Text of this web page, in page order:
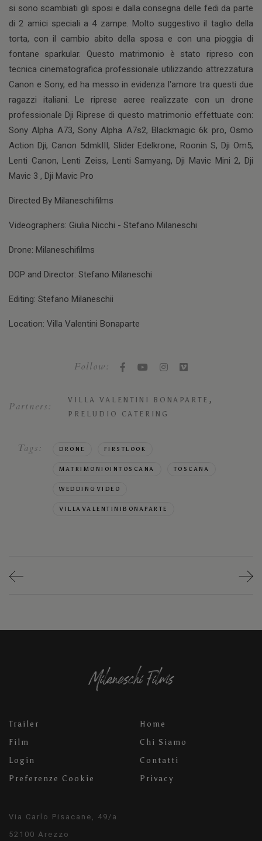
si sono scambiati gli sposi e dalla consegna delle fedi da parte
di 2 amici speciali a 4 zampe. Molto suggestivo il taglio della
torta, con il cambio abito della sposa e con una pioggia di
fontane sparkular. Questo matrimonio è stato ripreso con
tecnica cinematografica professionale utilizzando attrezzatura
Canon e Sony, ed ha messo in evidenza l'amore tra questi due
ragazzi italiani. Le riprese aeree realizzate con un drone
professionale Dji Riprese di questo matrimonio effettuate con:
Sony Alpha A73, Sony Alpha A7s2, Blackmagic 6k pro, Osmo
Action Dji, Canon 5dmkIII, Slider Edelkrone, Roonin S, Dji Om5,
Lenti Canon, Lenti Zeiss, Lenti Samyang, Dji Mavic Mini 2, Dji
Mavic 3 , Dji Mavic Pro
Directed By Milaneschifilms
Videographers: Giulia Nicchi - Stefano Milaneschi
Drone: Milaneschifilms
DOP and Director: Stefano Milaneschi
Editing: Stefano Milaneschii
Location: Villa Valentini Bonaparte
Follow:
Partners: VILLA VALENTINI BONAPARTE ,
PRELUDIO CATERING
Tags: DRONE FIRSTLOOK
MATRIMONIOINTOSCANA TOSCANA
WEDDINGVIDEO
VILLAVALENTINIBONAPARTE
Trailer
Film
Login
Preferenze Cookie
Home
Chi Siamo
Contatti
Privacy
Via Carlo Pisacane, 49/a
52100 Arezzo